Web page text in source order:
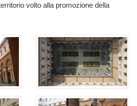
volto alla promozione della